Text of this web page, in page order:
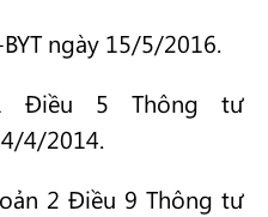
ngày 15/5/2016.
Điều 5 Thông tư
4/2014.
2 Điều 9 Thông tư